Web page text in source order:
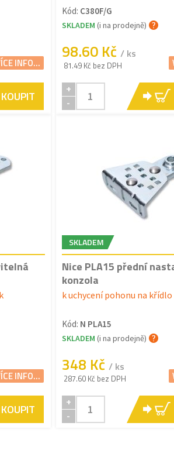
INFO...
KOUPIT
Kód: C380F/G
SKLADEM (i na prodejně)
98.60 Kč / ks
81.49 Kč bez DPH
+
-
INFO...
KOUPIT
SKLADEM
Nice PLA15 přední
konzola
k uchycení pohonu na
Kód: N PLA15
SKLADEM (i na prodejně)
348 Kč / ks
287.60 Kč bez DPH
+
-